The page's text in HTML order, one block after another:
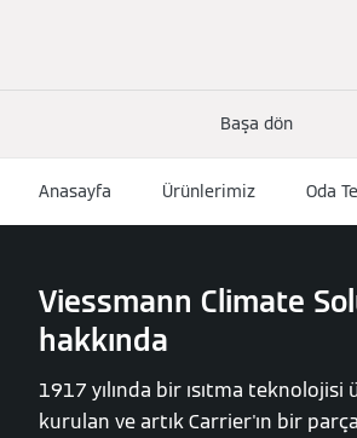
Başa dön
Anasayfa Ürünlerimiz Oda
Viessmann Climate
hakkında
1917 yılında bir ısıtma
kurulan ve artık Carrier'ın bir